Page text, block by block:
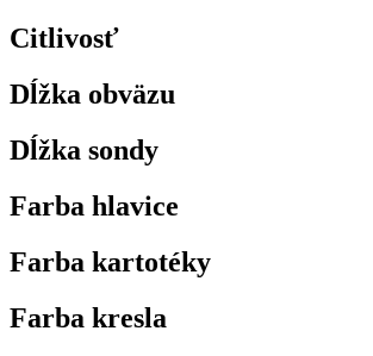
Citlivosť
Dĺžka obväzu
Dĺžka sondy
Farba hlavice
Farba kartotéky
Farba kresla